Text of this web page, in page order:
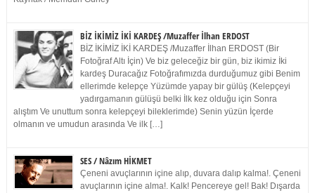
BİZ İKİMİZ İKİ KARDEŞ /Muzaffer İlhan ERDOST
BİZ İKİMİZ İKİ KARDEŞ /Muzaffer İlhan ERDOST (Bir
Fotoğraf Altı İçin) Ve biz geleceğiz bir gün, biz ikimiz İki
kardeş Duracağız Fotoğrafımızda durduğumuz gibi Benim
ellerimde kelepçe Yüzümde yapay bir gülüş (Kelepçeyi
yadırgamanın gülüşü belki İlk kez olduğu için Sonra
alıştım Ve unuttum sonra kelepçeyi bileklerimde) Senin yüzün İçerde
olmanın ve umudun arasında Ve ilk […]
SES / Nâzım HİKMET
Çeneni avuçlarının içine alıp, duvara dalıp kalma!. Çeneni
avuçlarının içine alma!. Kalk! Pencereye gel! Bak! Dışarda